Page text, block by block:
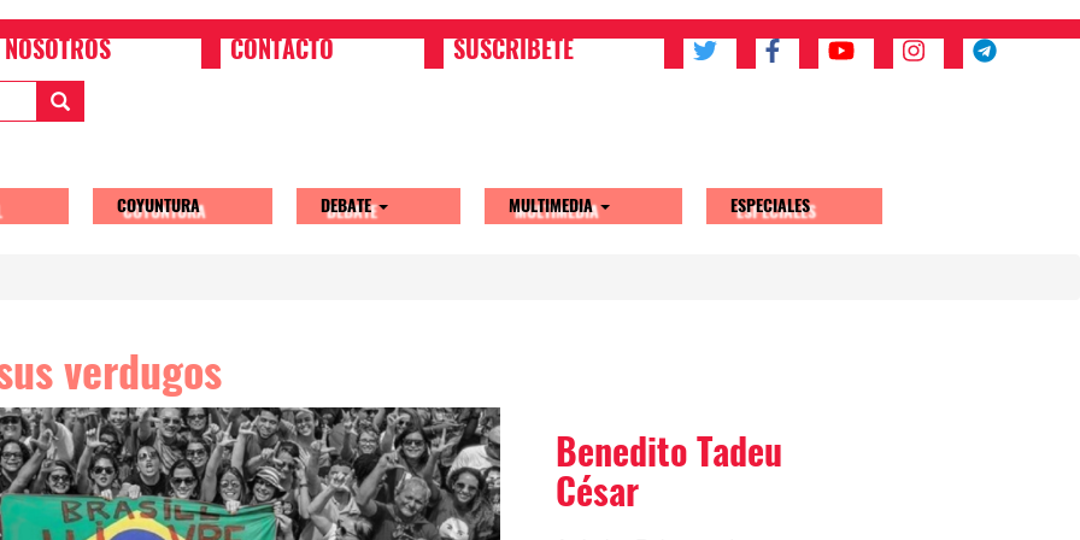
NOSOTROS CONTACTO SUSCRIBETE
COYUNTURA DEBATE MULTIMEDIA ESPECIALES
verdugos
Benedito Tadeu
César